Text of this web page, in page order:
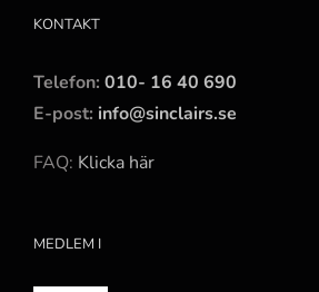
KONTAKT
Telefon: 010- 16 40 690
E-post: info@sinclairs.se
FAQ: Klicka här
MEDLEM I